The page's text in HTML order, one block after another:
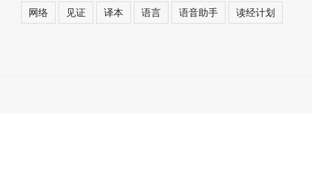
网络
见证 译本 语言 语音助手 读经计划